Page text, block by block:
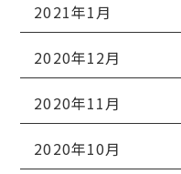
2021年1月
2020年12月
2020年11月
2020年10月